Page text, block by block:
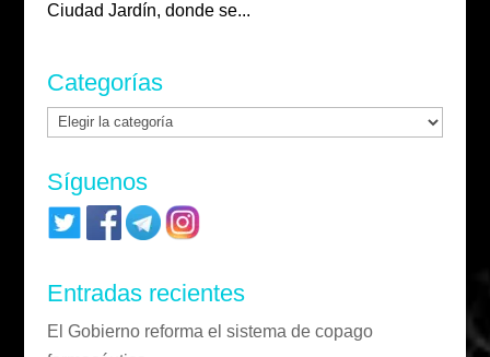
Ciudad Jardín, donde se...
Categorías
Categorías
Síguenos
Entradas recientes
El Gobierno reforma el sistema de copago